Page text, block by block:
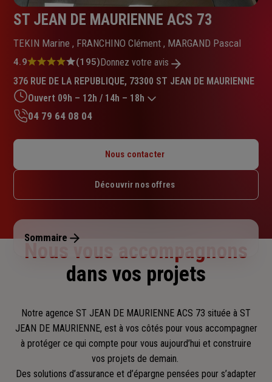
ST JEAN DE MAURIENNE ACS 73
TEKIN Marine , FRANCHINO Clément , MARGAND Pascal
Note
4.9
sur
5
étoiles
4.9 (195)Donnez votre avis
376 RUE DE LA REPUBLIQUE, 73300 ST JEAN DE MAURIENNE
Ouvert 09h – 12h / 14h – 18h
Mardi : 09h – 12h / 14h – 18h
Jeudi : 09h – 12h / 14h – 18h
Dimanche : Fermé
04 79 64 08 04
Nous contacter
Découvrir nos offres
Sommaire
Nous vous accompagnons
dans vos projets
Notre agence ST JEAN DE MAURIENNE ACS 73 située à ST
JEAN DE MAURIENNE, est à vos côtés pour vous accompagner
à protéger ce qui compte pour vous aujourd’hui et construire
vos projets de demain.
Des solutions d’assurance et d’épargne pensées pour s’adapter